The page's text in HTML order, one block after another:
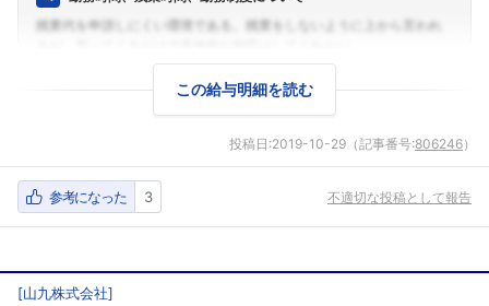
この給与明細を読む
投稿日:2019-10-29 （記事番号:806246）
参考になった 3 不適切な投稿として報告
[山九株式会社]